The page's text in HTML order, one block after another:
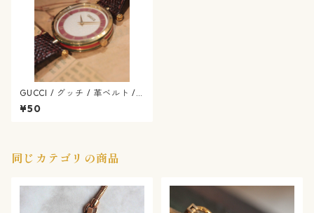
GUCCI / グッチ / 革ベルト /
クォーツ(電池)式 / 584-07-g
ucci
¥50
同じカテゴリの商品